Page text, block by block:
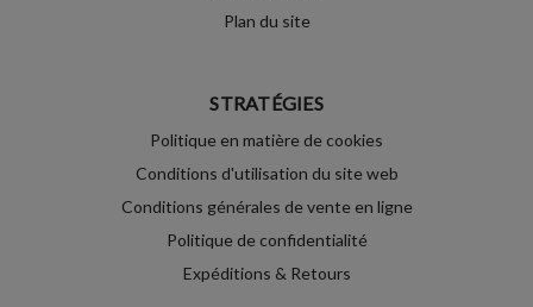
Plan du site
STRATÉGIES
Politique en matière de cookies
Conditions d'utilisation du site web
Conditions générales de vente en ligne
Politique de confidentialité
Expéditions & Retours